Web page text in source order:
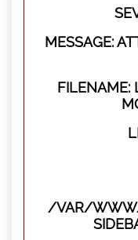
MESSAGE:
FILENAME:
/VAR/WWW/